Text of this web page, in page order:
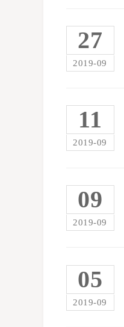
27
2019-09
11
2019-09
09
2019-09
05
2019-09